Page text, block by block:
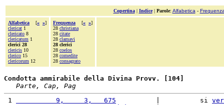
Copertina| Indice| Parole: Alfabetica -
Alfabetica [« »]
clericat 1
clericato 8
clericatum 1
clerici 28
clericis 10
clerico 15
clericorum 12
Frequenza [« »]
28 christiana
28 citate
28 clamavi
28 clerici
28 coelos
28 comedite
28 consagrato
Condotta ammirabile della Divina Provv. [104]
Parte, Cap, Pag
1
          9,     3,   675
          |          si